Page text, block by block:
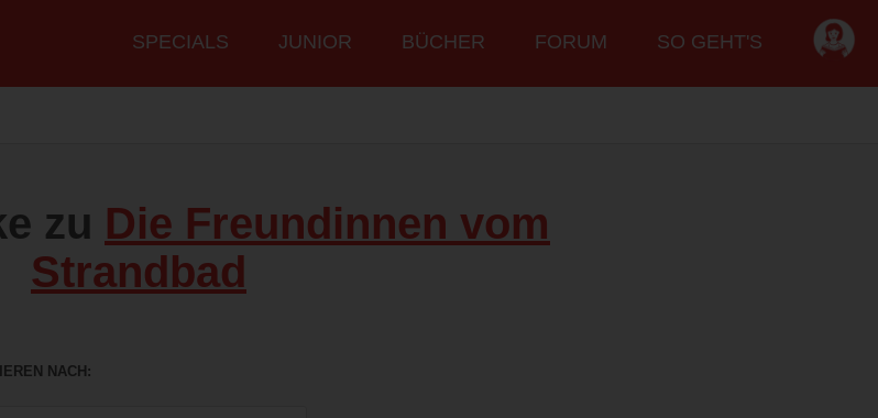
Hauptmenü
SPECIALS JUNIOR BÜCHER FORUM SO GEHT'S
zu Die Freundinnen vom
Strandbad
NACH